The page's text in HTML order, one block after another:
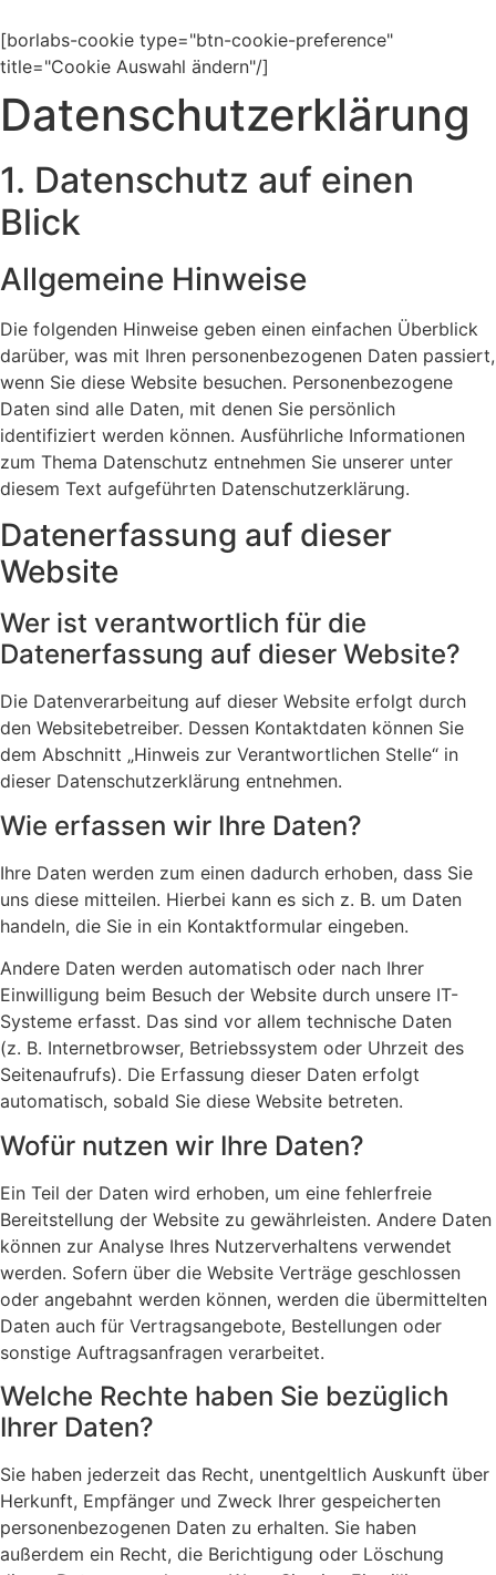
Inhalt
springen
[borlabs-cookie type="btn-cookie-preference"
title="Cookie Auswahl ändern"/]
Datenschutz­erklärung
1. Datenschutz auf einen
Blick
Allgemeine Hinweise
Die folgenden Hinweise geben einen einfachen Überblick
darüber, was mit Ihren personenbezogenen Daten passiert,
wenn Sie diese Website besuchen. Personenbezogene
Daten sind alle Daten, mit denen Sie persönlich
identifiziert werden können. Ausführliche Informationen
zum Thema Datenschutz entnehmen Sie unserer unter
diesem Text aufgeführten Datenschutzerklärung.
Datenerfassung auf dieser
Website
Wer ist verantwortlich für die
Datenerfassung auf dieser Website?
Die Datenverarbeitung auf dieser Website erfolgt durch
den Websitebetreiber. Dessen Kontaktdaten können Sie
dem Abschnitt „Hinweis zur Verantwortlichen Stelle“ in
dieser Datenschutzerklärung entnehmen.
Wie erfassen wir Ihre Daten?
Ihre Daten werden zum einen dadurch erhoben, dass Sie
uns diese mitteilen. Hierbei kann es sich z. B. um Daten
handeln, die Sie in ein Kontaktformular eingeben.
Andere Daten werden automatisch oder nach Ihrer
Einwilligung beim Besuch der Website durch unsere IT-
Systeme erfasst. Das sind vor allem technische Daten
(z. B. Internetbrowser, Betriebssystem oder Uhrzeit des
Seitenaufrufs). Die Erfassung dieser Daten erfolgt
automatisch, sobald Sie diese Website betreten.
Wofür nutzen wir Ihre Daten?
Ein Teil der Daten wird erhoben, um eine fehlerfreie
Bereitstellung der Website zu gewährleisten. Andere Daten
können zur Analyse Ihres Nutzerverhaltens verwendet
werden. Sofern über die Website Verträge geschlossen
oder angebahnt werden können, werden die übermittelten
Daten auch für Vertragsangebote, Bestellungen oder
sonstige Auftragsanfragen verarbeitet.
Welche Rechte haben Sie bezüglich
Ihrer Daten?
Sie haben jederzeit das Recht, unentgeltlich Auskunft über
Herkunft, Empfänger und Zweck Ihrer gespeicherten
personenbezogenen Daten zu erhalten. Sie haben
außerdem ein Recht, die Berichtigung oder Löschung